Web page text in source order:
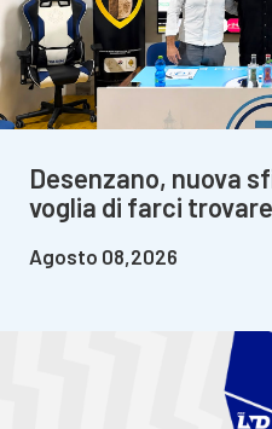
Desenzano, nuova
voglia di farci
Agosto 08,2026